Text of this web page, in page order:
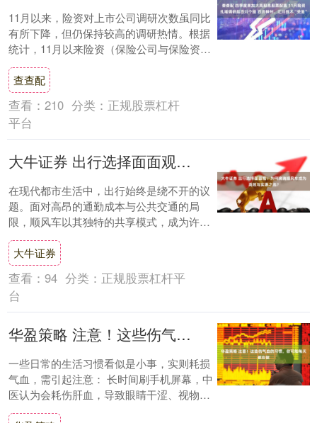
11月以来，险资对上市公司调研次数虽同比
有所下降，但仍保持较高的调研热情。根据
统计，11月以来险资（保险公司与保险资管
公司）共计调研上市公司348次，超百只个
股....
查查配
查看： 210 分类： 正规股票杠杆
平台
大牛证券 出行选择面面观：为何滴滴顺风车成为高效与实惠之选？
在现代都市生活中，出行始终是绕不开的议
题。面对高昂的通勤成本与公共交通的局
限，顺风车以其独特的共享模式，成为许多
人关注的出行选择。随之而来的，是消费者
心中最实际....
大牛证券
查看： 94 分类： 正规股票杠杆平
台
华盈策略 注意！这些伤气血的习惯，你可能每天都在做
一些日常的生活习惯看似是小事，实则耗损
气血，需引起注意： 长时间刷手机屏幕，中
医认为会耗伤肝血，导致眼睛干涩、视物模
糊。 久坐不动影响气血运行，或引发相关疾